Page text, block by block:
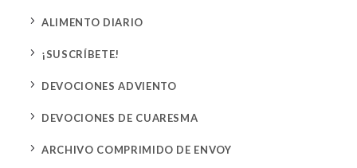
5 ALIMENTO DIARIO
5 ¡SUSCRÍBETE!
5 DEVOCIONES ADVIENTO
5 DEVOCIONES DE CUARESMA
5 ARCHIVO COMPRIMIDO DE ENVOY